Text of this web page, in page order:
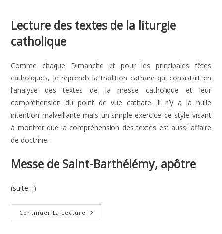
Lecture des textes de la liturgie
catholique
Comme chaque Dimanche et pour les principales fêtes
catholiques, je reprends la tradition cathare qui consistait en
l’analyse des textes de la messe catholique et leur
compréhension du point de vue cathare. Il n’y a là nulle
intention malveillante mais un simple exercice de style visant
à montrer que la compréhension des textes est aussi affaire
de doctrine.
Messe de Saint-Barthélémy, apôtre
(suite…)
Continuer La Lecture Saint-
Barthélemy,